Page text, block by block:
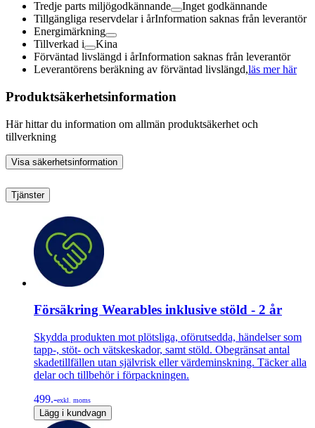
Tredje parts miljögodkännande
Inget godkännande
Tillgängliga reservdelar i årInformation saknas från leverantör
Energimärkning
Tillverkad i
Kina
Förväntad livslängd i årInformation saknas från leverantör
Leverantörens beräkning av förväntad livslängd,läs mer här
Produktsäkerhetsinformation
Här hittar du information om allmän produktsäkerhet och
tillverkning
Visa säkerhetsinformation
Tjänster
Försäkring Wearables inklusive stöld - 2 år
Skydda produkten mot plötsliga, oförutsedda, händelser som
tapp-, stöt- och vätskeskador, samt stöld. Obegränsat antal
skadetillfällen utan självrisk eller värdeminskning. Täcker alla
delar och tillbehör i förpackningen.
499.-exkl. moms
Lägg i kundvagn